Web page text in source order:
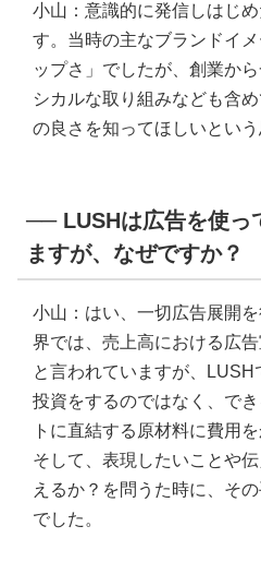
小山：意識的に発信しはじ
す。当時の主なブランドイ
ップさ」でしたが、創業か
シカルな取り組みなども含
の良さを知ってほしいとい
── LUSHは広告を使っ
ますが、なぜですか？
小山：はい、一切広告展開
界では、売上高における広
と言われていますが、
投資をするのではなく、で
トに直結する原材料に費用
そして、表現したいことや
えるか？を問うた時に、そ
でした。